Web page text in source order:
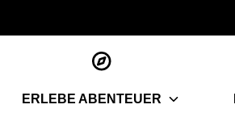
ERLEBE ABENTEUER